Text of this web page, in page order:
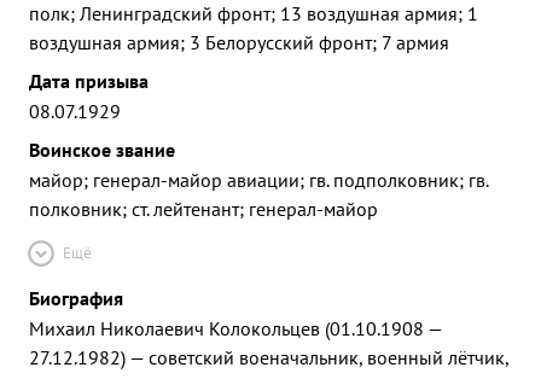
полк; Ленинградский фронт; 13 воздушная армия; 1
воздушная армия; 3 Белорусский фронт; 7 армия
Дата призыва
08.07.1929
Воинское звание
майор; генерал-майор авиации; гв. подполковник; гв.
полковник; ст. лейтенант; генерал-майор
Ещё
Биография
Михаил Николаевич Колокольцев (01.10.1908 —
27.12.1982) — советский военачальник, военный лётчик,